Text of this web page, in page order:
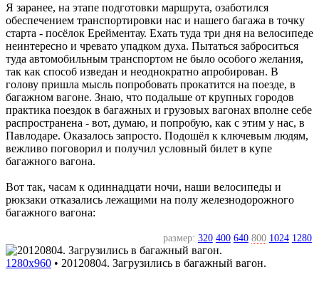
Я заранее, на этапе подготовки маршрута, озаботился
обеспечением транспортировки нас и нашего багажа в точку
старта - посёлок Ерейментау. Ехать туда три дня на велосипеде
неинтересно и чревато упадком духа. Пытаться заброситься
туда автомобильным транспортом не было особого желания,
так как способ изведан и неоднократно апробирован. В
голову пришла мысль попробовать прокатится на поезде, в
багажном вагоне. Знаю, что подальше от крупных городов
практика поездок в багажных и грузовых вагонах вполне себе
распространена - вот, думаю, и попробую, как с этим у нас, в
Павлодаре. Оказалось запросто. Подошёл к ключевым людям,
вежливо поговорил и получил условный билет в купе
багажного вагона.
Вот так, часам к одиннадцати ночи, наши велосипеды и
рюкзаки отказались лежащими на полу железнодорожного
багажного вагона:
размер: 320 400 640 800 1024 1280
1280x960 • 20120804. Загрузились в багажный вагон.